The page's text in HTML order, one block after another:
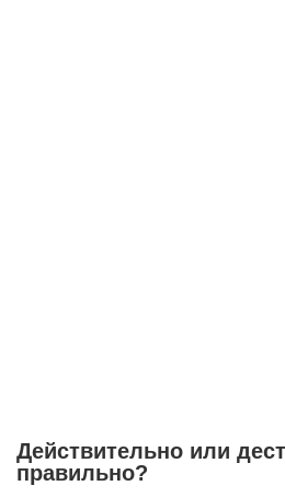
Действительно или
правильно?